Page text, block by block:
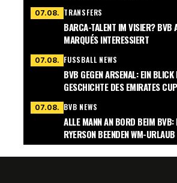
07.08. TRANSFERS
BARCA-TALENT IM VISIER? BVB
MARQUÉS INTERESSIERT
07.08. FUSSBALL NEWS
BVB GEGEN ARSENAL: EIN BLICK
GESCHICHTE DES EMIRATES
07.08. BVB NEWS
ALLE MANN AN BORD BEIM BVB:
RYERSON BEENDEN WM-URLAUB